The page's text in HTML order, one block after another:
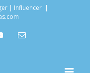
| Influencer |
youtubeEmail